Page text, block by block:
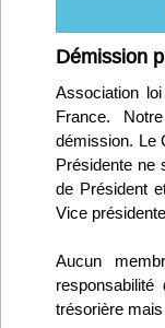
Partager
VieAsso
Démission
Association
France.
démission. Le
Présidente ne
de Président
Vice
Aucun
trésorière